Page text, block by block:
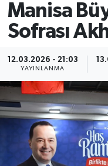
Manisa
Sofrası
12.03.2026 - 21:03
YAYINLANMA
Son Dakika
Haber Arşivi